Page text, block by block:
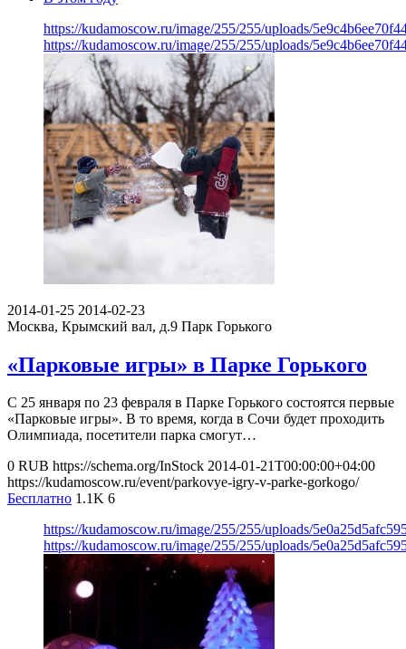
https://kudamoscow.ru/image/255/255/uploads/
https://kudamoscow.ru/image/255/255/uploads/
2014-01-25 2014-02-23
Москва, Крымский вал, д.9 Парк Горького
«Парковые игры» в Парке Горького
С 25 января по 23 февраля в Парке Горького состоятся первые
«Парковые игры». В то время, когда в Сочи будет проходить
Олимпиада, посетители парка смогут…
0 RUB https://schema.org/InStock 2014-01-21T00:00:00+04:00
https://kudamoscow.ru/event/parkovye-igry-v-parke-gorkogo/
Бесплатно 1.1K 6
https://kudamoscow.ru/image/255/255/uploads/
https://kudamoscow.ru/image/255/255/uploads/